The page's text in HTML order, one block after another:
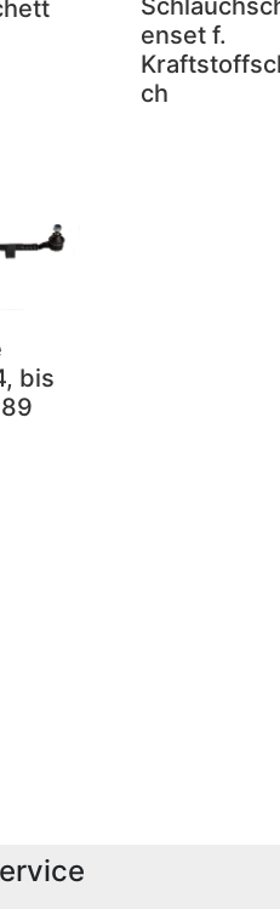
enset f.
ch
bis